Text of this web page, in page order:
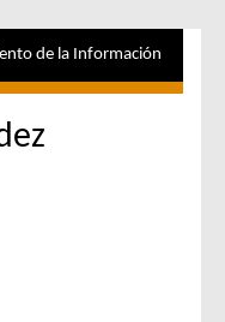
de la Información